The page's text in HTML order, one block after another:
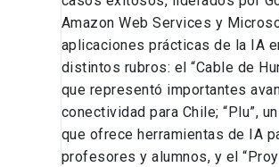
Amazon Web Services y
aplicaciones prácticas de la IA
distintos rubros: el “Cable de
que representó importantes
conectividad para Chile; “Plu”,
que ofrece herramientas de IA
profesores y alumnos, y el